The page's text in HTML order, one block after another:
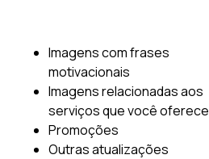
Imagens com frases
motivacionais
Imagens relacionadas aos
serviços que você oferece
Promoções
Outras atualizações